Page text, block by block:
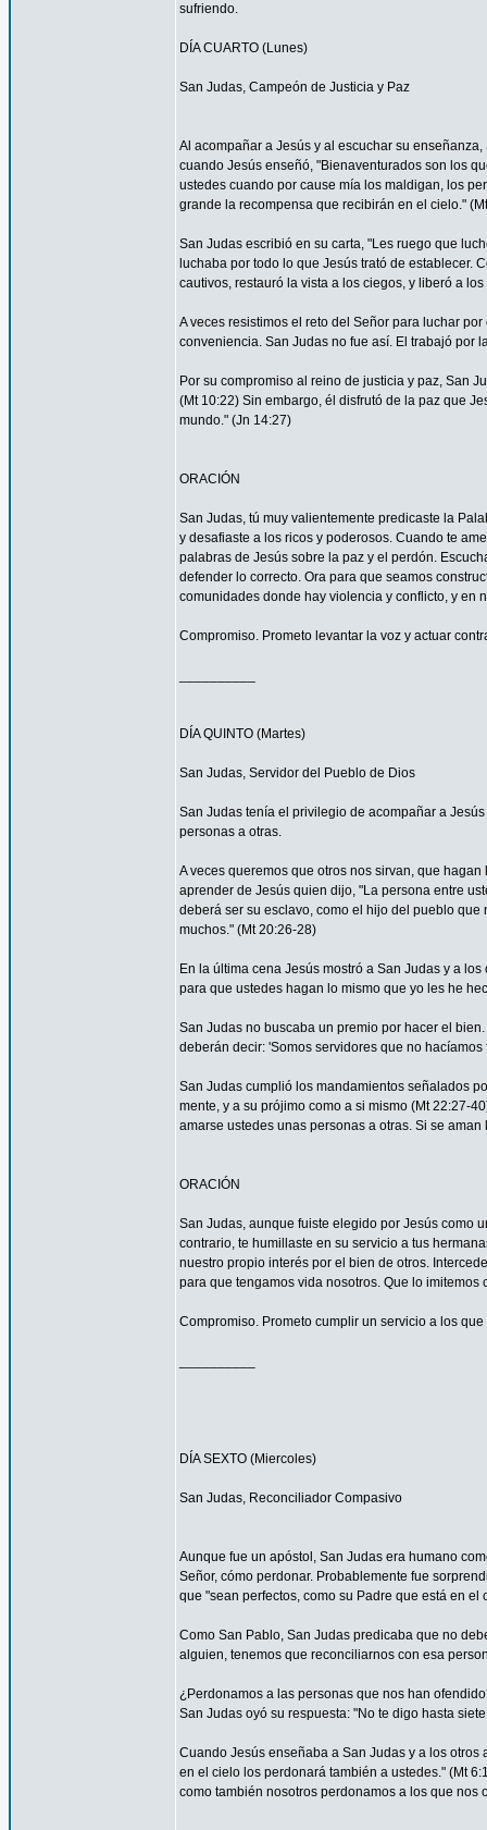
sufriendo.
DÍA CUARTO (Lunes)
San Judas, Campeón de Justicia y Paz
Al acompañar a Jesús y al escuchar su
cuando Jesús enseñó, "Bienaventurados son los
ustedes cuando por cause mía los maldigan, los
grande la recompensa que recibirán en el cielo."
San Judas escribió en su carta, "Les ruego que
luchaba por todo lo que Jesús trató de establecer.
cautivos, restauró la vista a los ciegos, y liberó a
A veces resistimos el reto del Señor para luchar
conveniencia. San Judas no fue así. El trabajó por
Por su compromiso al reino de justicia y paz, San
(Mt 10:22) Sin embargo, él disfrutó de la paz que
mundo." (Jn 14:27)
ORACIÓN
San Judas, tú muy valientemente predicaste la
y desafiaste a los ricos y poderosos. Cuando te
palabras de Jesús sobre la paz y el perdón.
defender lo correcto. Ora para que seamos
comunidades donde hay violencia y conflicto, y en
Compromiso. Prometo levantar la voz y actuar
DÍA QUINTO (Martes)
San Judas, Servidor del Pueblo de Dios
San Judas tenía el privilegio de acompañar a
personas a otras.
A veces queremos que otros nos sirvan, que
aprender de Jesús quien dijo, "La persona entre
deberá ser su esclavo, como el hijo del pueblo
muchos." (Mt 20:26-28)
En la última cena Jesús mostró a San Judas y a
para que ustedes hagan lo mismo que yo les he
San Judas no buscaba un premio por hacer el
deberán decir: 'Somos servidores que no
San Judas cumplió los mandamientos señalados
mente, y a su prójimo como a si mismo (Mt 22:27-
amarse ustedes unas personas a otras. Si se
ORACIÓN
San Judas, aunque fuiste elegido por Jesús como
contrario, te humillaste en su servicio a tus
nuestro propio interés por el bien de otros.
para que tengamos vida nosotros. Que lo
Compromiso. Prometo cumplir un servicio a los
DÍA SEXTO (Miercoles)
San Judas, Reconciliador Compasivo
Aunque fue un apóstol, San Judas era humano
Señor, cómo perdonar. Probablemente fue
que "sean perfectos, como su Padre que está en el
Como San Pablo, San Judas predicaba que no
alguien, tenemos que reconciliarnos con esa
¿Perdonamos a las personas que nos han
San Judas oyó su respuesta: "No te digo hasta
Cuando Jesús enseñaba a San Judas y a los
en el cielo los perdonará también a ustedes." (Mt
como también nosotros perdonamos a los que nos